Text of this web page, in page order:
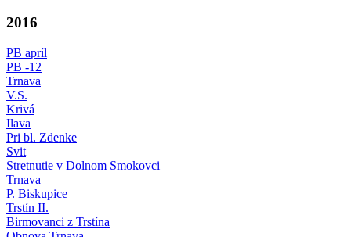
2016
PB apríl
PB -12
Trnava
V.S.
Krivá
Ilava
Pri bl. Zdenke
Svit
Stretnutie v Dolnom Smokovci
Trnava
P. Biskupice
Trstín II.
Birmovanci z Trstína